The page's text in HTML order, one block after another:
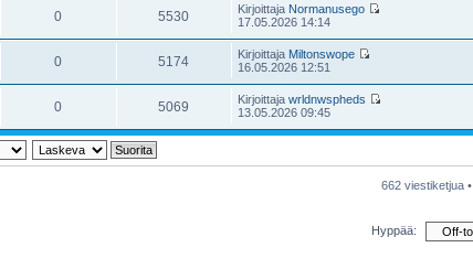
0 5530 Kirjoittaja Normanusego
17.05.2026 14:14
0 5174 Kirjoittaja Miltonswope
16.05.2026 12:51
0 5069 Kirjoittajawrldnwspheds
13.05.2026 09:45
662 viestiketjua •
Hyppää: